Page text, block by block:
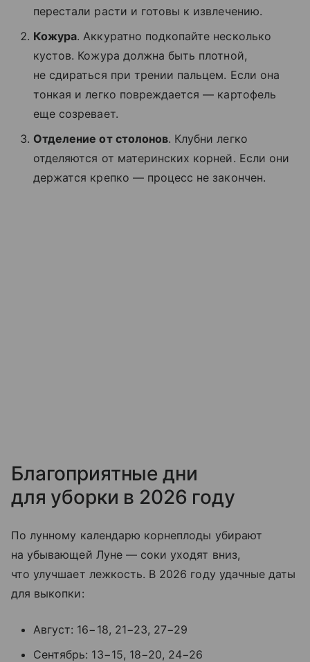
перестали расти и готовы к извлечению.
Кожура. Аккуратно подкопайте несколько
кустов. Кожура должна быть плотной,
не сдираться при трении пальцем. Если она
тонкая и легко повреждается — картофель
еще созревает.
Отделение от столонов. Клубни легко
отделяются от материнских корней. Если они
держатся крепко — процесс не закончен.
Благоприятные дни
для уборки в 2026 году
По лунному календарю корнеплоды убирают
на убывающей Луне — соки уходят вниз,
что улучшает лежкость. В 2026 году удачные даты
для выкопки:
Август: 16−18, 21−23, 27−29
Сентябрь: 13−15, 18−20, 24−26